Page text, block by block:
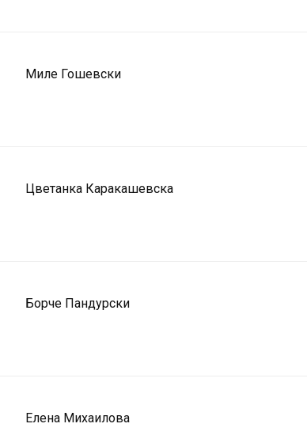
Миле Гошевски
Цветанка Каракашевска
Борче Пандурски
Елена Михаилова